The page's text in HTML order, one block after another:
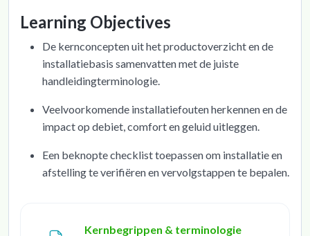
Learning Objectives
De kernconcepten uit het productoverzicht en de
installatiebasis samenvatten met de juiste
handleidingterminologie.
Veelvoorkomende installatiefouten herkennen en de
impact op debiet, comfort en geluid uitleggen.
Een beknopte checklist toepassen om installatie en
afstelling te verifiëren en vervolgstappen te bepalen.
Kernbegrippen & terminologie